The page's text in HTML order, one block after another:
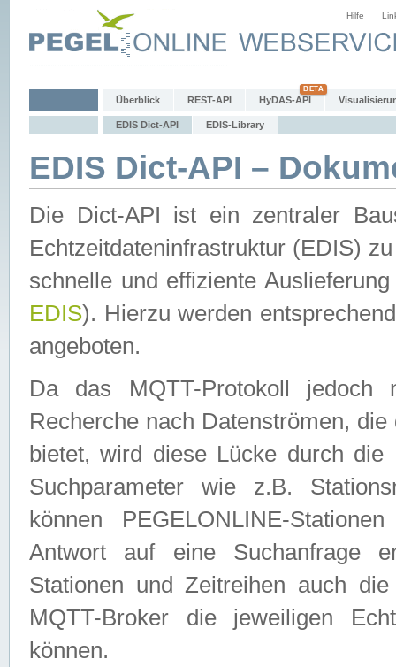
Hilfe
Überblick REST-API HyDAS-API
EDIS Dict-API EDIS-Library
EDIS Dict-API –
Die Dict-API ist ein zentraler
Echtzeitdateninfrastruktur (EDIS)
schnelle und effiziente
EDIS). Hierzu werden
angeboten.
Da das MQTT-Protokoll jedoch
Recherche nach Datenströmen,
bietet, wird diese Lücke durch die
Suchparameter wie z.B.
können PEGELONLINE-
Antwort auf eine Suchanfrage
Stationen und Zeitreihen auch
MQTT-Broker die jeweiligen
können.